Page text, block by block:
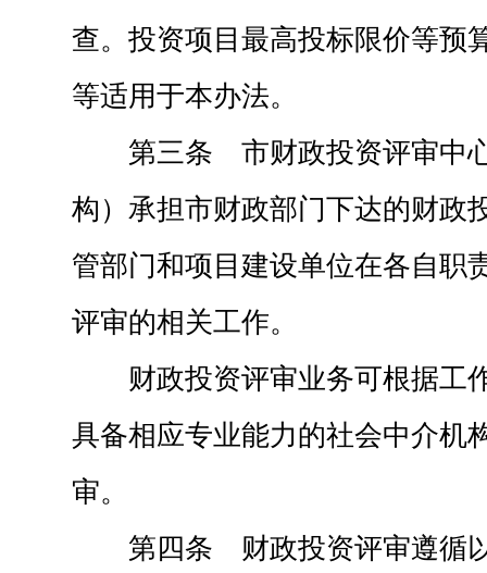
查。投资项目最高投标限价等预
等适用于本办法。
第三条 市财政投资评审中
构）承担市财政部门下达的财政
管部门和项目建设单位在各自职
评审的相关工作。
财政投资评审业务可根据工
具备相应专业能力的社会中介机
审。
第四条 财政投资评审遵循